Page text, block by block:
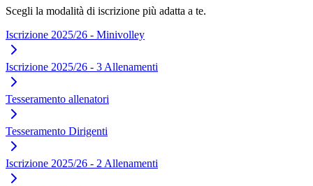
Scegli la modalità di iscrizione più adatta a te.
Iscrizione 2025/26 - Minivolley
Iscrizione 2025/26 - 3 Allenamenti
Tesseramento allenatori
Tesseramento Dirigenti
Iscrizione 2025/26 - 2 Allenamenti